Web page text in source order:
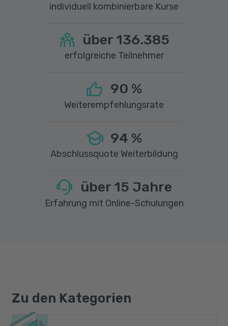
individuell kombinierbare Kurse
über 136.385
erfolgreiche Teilnehmer
90 %
Weiterempfehlungsrate
94 %
Abschlussquote Weiterbildung
über 15 Jahre
Erfahrung mit Online-Schulungen
Zu den Kategorien